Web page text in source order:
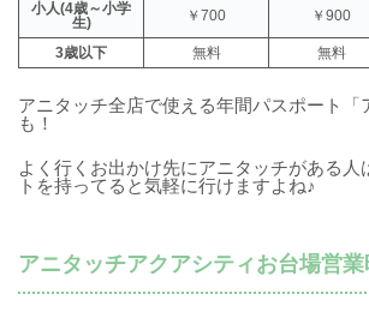
小人(4歳～小学
生)
￥700 ￥900
3歳以下 無料 無料
アニタッチ全店で使える年間パスポート「
も！
よく行くお出かけ先にアニタッチがある人
トを持ってると気軽に行けますよね♪
アニタッチアクアシティお台場営業